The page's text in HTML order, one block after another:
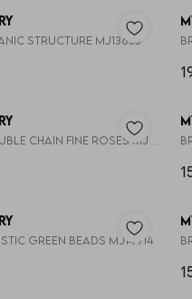
structure MJ13633
green beads MJ14914